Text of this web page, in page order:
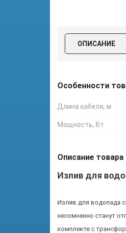
ОПИСАНИЕ
Особенности
Длина кабеля, м
Мощность, Вт
Описание товара
Излив для
Излив для водопада
несомненно станут
комплекте с